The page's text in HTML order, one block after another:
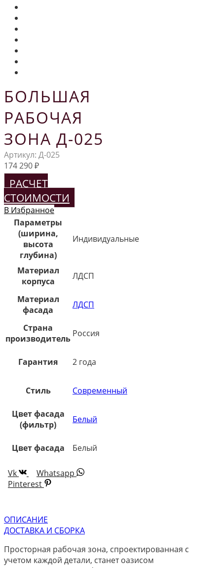
БОЛЬШАЯ
РАБОЧАЯ
ЗОНА Д-025
Артикул: Д-025
174 290₽
РАСЧЕТ
СТОИМОСТИ
В Избранное
Параметры
(ширина,
высота
глубина)
Индивидуальные
Материал
корпуса
ЛДСП
Материал
фасада
ЛДСП
Страна
производитель Россия
Гарантия 2 года
Стиль Современный
Цвет фасада
(фильтр)
Белый
Цвет фасада Белый
Vk
Whatsapp
Pinterest
ОПИСАНИЕ
ДОСТАВКА И СБОРКА
Просторная рабочая зона, спроектированная с
учетом каждой детали, станет оазисом